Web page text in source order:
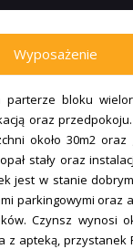
Wyposażenie
bloku
oraz
około 30m2
stały oraz
jest w stanie
parkingowymi oraz
Czynsz wynosi
z apteką, przystanek